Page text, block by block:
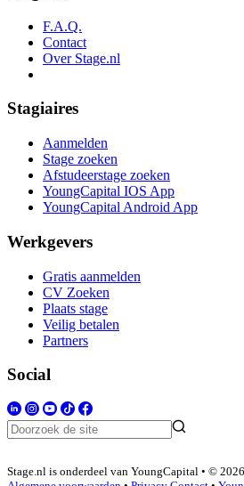
F.A.Q.
Contact
Over Stage.nl
Stagiaires
Aanmelden
Stage zoeken
Afstudeerstage zoeken
YoungCapital IOS App
YoungCapital Android App
Werkgevers
Gratis aanmelden
CV Zoeken
Plaats stage
Veilig betalen
Partners
Social
Stage.nl is onderdeel van YoungCapital • ©